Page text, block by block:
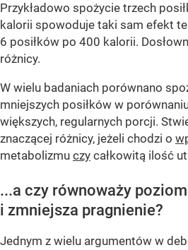
Przykładowo spożycie trzech
kalorii spowoduje taki sam efekt
6 posiłków po 400 kalorii.
różnicy.
W wielu badaniach porównano
mniejszych posiłków w
większych, regularnych porcji.
znaczącej różnicy, jeżeli chodzi o
metabolizmu czy całkowitą ilość
...a czy równoważy
i zmniejsza pragnienie?
Jednym z wielu argumentów w